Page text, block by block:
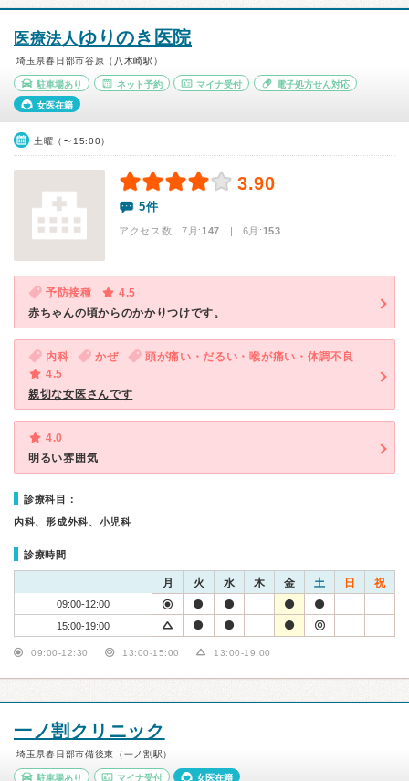
医療法人ゆりのき医院
埼玉県春日部市谷原（八木崎駅）
駐車場あり ネット予約 マイナ受付 電子処方せん対応
女医在籍
土曜（〜15:00）
3.90
5件
アクセス数 7月:147 | 6月:153
予防接種
4.5
赤ちゃんの頃からのかかりつけです。
内科 かぜ
頭が痛い・だるい・喉が痛い・体調不良
4.5
親切な女医さんです
4.0
明るい雰囲気
診療科目：
内科、形成外科、小児科
診療時間
月 火 水 木 金 土 日 祝
09:00-12:00
15:00-19:00
09:00-12:30 13:00-15:00 13:00-19:00
一ノ割クリニック
埼玉県春日部市備後東（一ノ割駅）
駐車場あり マイナ受付 女医在籍